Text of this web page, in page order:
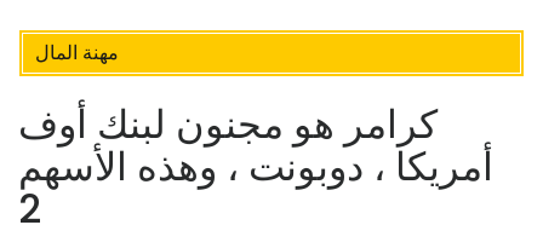
مهنة المال
كرامر هو مجنون لبنك أوف
أمريكا ، دوبونت ، وهذه الأسهم
2